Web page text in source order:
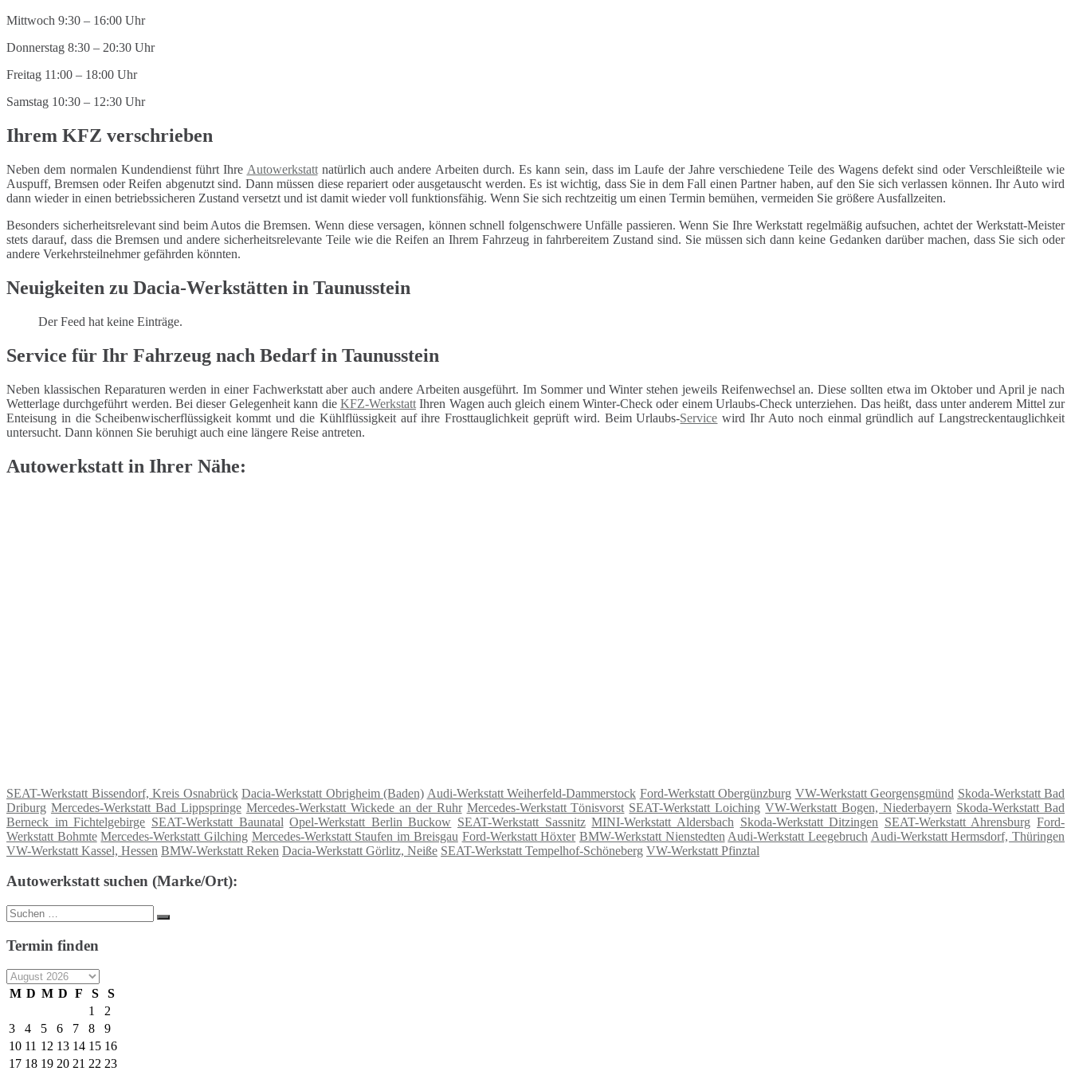
Mittwoch 9:30 – 16:00 Uhr
Donnerstag 8:30 – 20:30 Uhr
Freitag 11:00 – 18:00 Uhr
Samstag 10:30 – 12:30 Uhr
Ihrem KFZ verschrieben
Neben dem normalen Kundendienst führt Ihre Autowerkstattnatürlich auch andere Arbeiten durch. Es kann sein, dass im Laufe der Jahre verschiedene Teile des Wagens defekt sind oder Verschleißteile wie
Auspuff, Bremsen oder Reifen abgenutzt sind. Dann müssen diese repariert oder ausgetauscht werden. Es ist wichtig, dass Sie in dem Fall einen Partner haben, auf den Sie sich verlassen können. Ihr Auto wird
dann wieder in einen betriebssicheren Zustand versetzt und ist damit wieder voll funktionsfähig. Wenn Sie sich rechtzeitig um einen Termin bemühen, vermeiden Sie größere Ausfallzeiten.
Besonders sicherheitsrelevant sind beim Autos die Bremsen. Wenn diese versagen, können schnell folgenschwere Unfälle passieren. Wenn Sie Ihre Werkstatt regelmäßig aufsuchen, achtet der Werkstatt-Meister
stets darauf, dass die Bremsen und andere sicherheitsrelevante Teile wie die Reifen an Ihrem Fahrzeug in fahrbereitem Zustand sind. Sie müssen sich dann keine Gedanken darüber machen, dass Sie sich oder
andere Verkehrsteilnehmer gefährden könnten.
Neuigkeiten zu Dacia-Werkstätten in Taunusstein
Der Feed hat keine Einträge.
Service für Ihr Fahrzeug nach Bedarf in Taunusstein
Neben klassischen Reparaturen werden in einer Fachwerkstatt aber auch andere Arbeiten ausgeführt. Im Sommer und Winter stehen jeweils Reifenwechsel an. Diese sollten etwa im Oktober und April je nach
Wetterlage durchgeführt werden. Bei dieser Gelegenheit kann die KFZ-WerkstattIhren Wagen auch gleich einem Winter-Check oder einem Urlaubs-Check unterziehen. Das heißt, dass unter anderem Mittel zur
Enteisung in die Scheibenwischerflüssigkeit kommt und die Kühlflüssigkeit auf ihre Frosttauglichkeit geprüft wird. Beim Urlaubs-Service wird Ihr Auto noch einmal gründlich auf Langstreckentauglichkeit
untersucht. Dann können Sie beruhigt auch eine längere Reise antreten.
Autowerkstatt in Ihrer Nähe:
SEAT-Werkstatt Bissendorf, Kreis Osnabrück Dacia-Werkstatt Obrigheim (Baden) Audi-Werkstatt Weiherfeld-Dammerstock Ford-Werkstatt Obergünzburg VW-Werkstatt Georgensgmünd Skoda-Werkstatt Bad
Driburg Mercedes-Werkstatt Bad Lippspringe Mercedes-Werkstatt Wickede an der Ruhr Mercedes-Werkstatt Tönisvorst SEAT-Werkstatt Loiching VW-Werkstatt Bogen, Niederbayern Skoda-Werkstatt Bad
Berneck im Fichtelgebirge SEAT-Werkstatt Baunatal Opel-Werkstatt Berlin Buckow SEAT-Werkstatt Sassnitz MINI-Werkstatt Aldersbach Skoda-Werkstatt Ditzingen SEAT-Werkstatt Ahrensburg Ford-
Werkstatt Bohmte Mercedes-Werkstatt Gilching Mercedes-Werkstatt Staufen im Breisgau Ford-Werkstatt Höxter BMW-Werkstatt Nienstedten Audi-Werkstatt Leegebruch Audi-Werkstatt Hermsdorf, Thüringen
VW-Werkstatt Kassel, Hessen BMW-Werkstatt Reken Dacia-Werkstatt Görlitz, Neiße SEAT-Werkstatt Tempelhof-Schöneberg VW-Werkstatt Pfinztal
Autowerkstatt suchen (Marke/Ort):
Suche
nach:
Suchen
Termin finden
M D M D F S
S
1
2
3
4 5 6 7 8
9
10 11 12 13 14 15 16
17 18 19 20 21 22 23